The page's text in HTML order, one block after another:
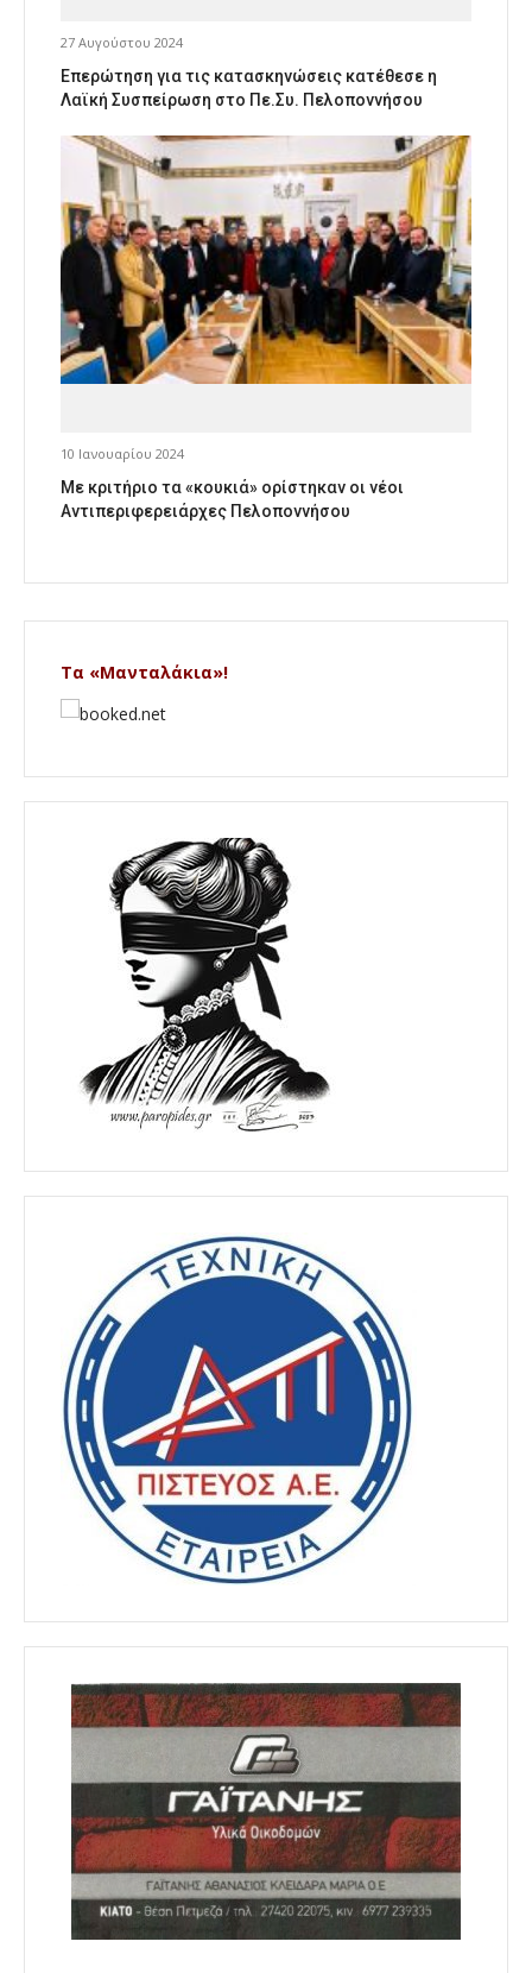
27 Αυγούστου 2024
Επερώτηση για τις κατασκηνώσεις κατέθεσε η
Λαϊκή Συσπείρωση στο Πε.Συ. Πελοποννήσου
10 Ιανουαρίου 2024
Με κριτήριο τα «κουκιά» ορίστηκαν οι νέοι
Αντιπεριφερειάρχες Πελοποννήσου
Τα «Μανταλάκια»!